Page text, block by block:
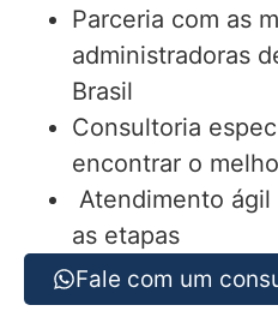
Parceria com as
administradoras
Brasil
Consultoria
encontrar o
Atendimento
as etapas
Fale com um